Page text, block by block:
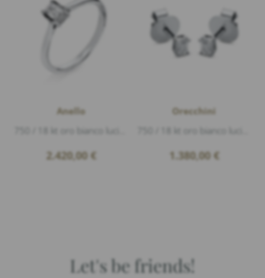
Anello
2.420,00 €
Orecchini
1.380,00 €
Let's be friends!